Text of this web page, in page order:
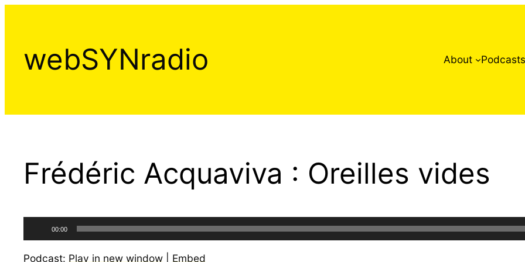
webSYNradio About Podcasts
Frédéric Acquaviva : Oreilles vides
Lecteur
audio
00:00
Podcast: Play in new window Embed